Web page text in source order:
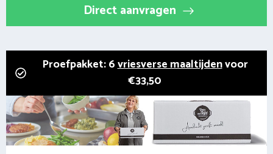
Direct aanvragen
Proefpakket: 6vriesverse maaltijdenvoor
€33,50